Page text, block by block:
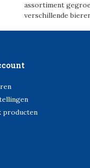
assortiment
verschillende
producten